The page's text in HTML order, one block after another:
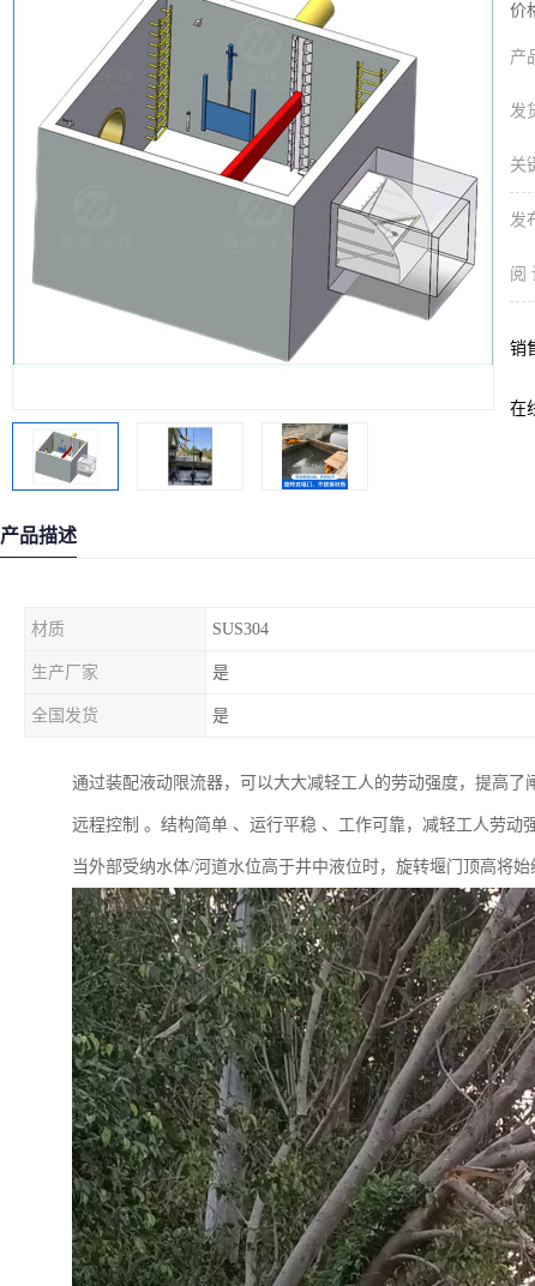
价
产
发
关
发
阅
销
在
产品描述
材质 SUS304
生产厂家 是
全国发货 是
通过装配液动限流器，可以大大减轻工人的劳动强度，提高
远程控制 。结构简单 、运行平稳 、工作可靠，减轻工人劳动
当外部受纳水体/河道水位高于井中液位时，旋转堰门顶高将始